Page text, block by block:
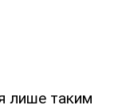
лише таким